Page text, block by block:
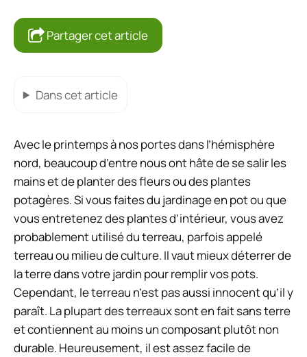
Partager cet article
Dans cet article
Avec le printemps à nos portes dans l’hémisphère
nord, beaucoup d’entre nous ont hâte de se salir les
mains et de planter des fleurs ou des plantes
potagères. Si vous faites du jardinage en pot ou que
vous entretenez des plantes d’intérieur, vous avez
probablement utilisé du terreau, parfois appelé
terreau ou milieu de culture. Il vaut mieux déterrer de
la terre dans votre jardin pour remplir vos pots.
Cependant, le terreau n’est pas aussi innocent qu’il y
paraît. La plupart des terreaux sont en fait sans terre
et contiennent au moins un composant plutôt non
durable. Heureusement, il est assez facile de